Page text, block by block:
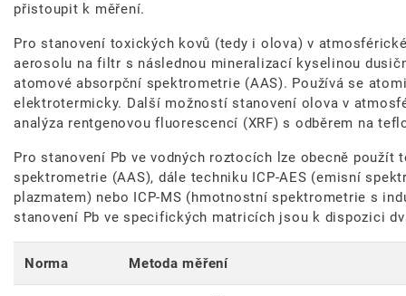
přistoupit k měření.
Pro stanovení toxických kovů (tedy i olova) v
aerosolu na filtr s následnou mineralizací kyselinou
atomové absorpční spektrometrie (AAS). Používá se
elektrotermicky. Další možností stanovení olova v
analýza rentgenovou fluorescencí (XRF) s odběrem na
Pro stanovení Pb ve vodných roztocích lze obecně použít
spektrometrie (AAS), dále techniku ICP-AES (emisní
plazmatem) nebo ICP-MS (hmotnostní spektrometrie s
stanovení Pb ve specifických matricích jsou k dispozici
Norma Metoda měření